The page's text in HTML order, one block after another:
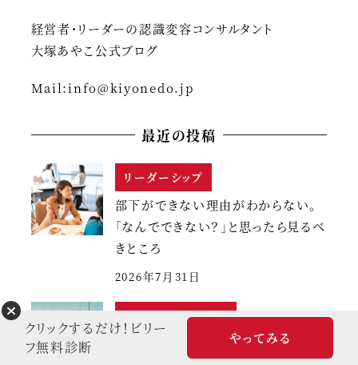
経営者・リーダーの認識変容コンサルタント
大塚あやこ公式ブログ
Mail:info@kiyonedo.jp
最近の投稿
リーダーシップ
部下ができない理由がわからない。
「なんでできない？」と思ったら見るべ
きところ
2026年7月31日
パラダイムを変える
AI時代のリーダーシップ論。「有能」の
クリックするだけ！ビリー
フ無料診断
やってみる